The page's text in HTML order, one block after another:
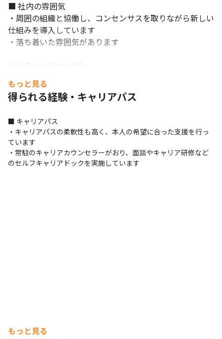
■ 社内の雰囲気
・周囲の組織と協働し、コンセンサスを取りながら新しい
仕組みを導入しています
・落ち着いた雰囲気があります
＜リモートについて＞
・一部リモートワーク可能です
・月間上限10日まで、週1回は出社していただきます
（育児・介護等により上長承認での上限撤廃配慮あり）
もっと見る
得られる経験・キャリアパス
■ キャリアパス
・キャリアパスの柔軟性も高く、本人の希望に合った支援を行っ
ています
・常駐のキャリアカウンセラーがおり、面談やキャリア研修など
のセルフキャリアドックを実施しています
もっと見る